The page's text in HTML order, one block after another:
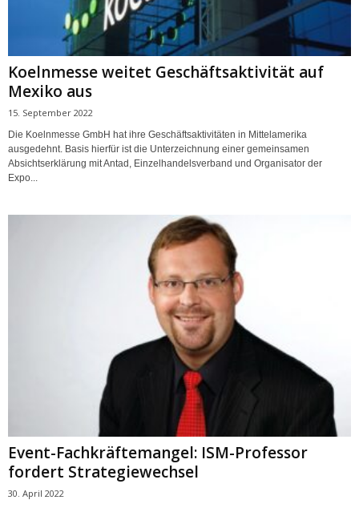
Koelnmesse weitet Geschäftsaktivität auf
Mexiko aus
15. September 2022
Die Koelnmesse GmbH hat ihre Geschäftsaktivitäten in Mittelamerika
ausgedehnt. Basis hierfür ist die Unterzeichnung einer gemeinsamen
Absichtserklärung mit Antad, Einzelhandelsverband und Organisator der
Expo...
Event-Fachkräftemangel: ISM-Professor
fordert Strategiewechsel
30. April 2022